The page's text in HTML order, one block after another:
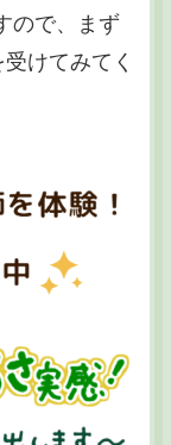
ので、まず
けてみてく